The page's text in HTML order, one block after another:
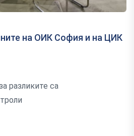
на ОИК София и на ЦИК
разликите са